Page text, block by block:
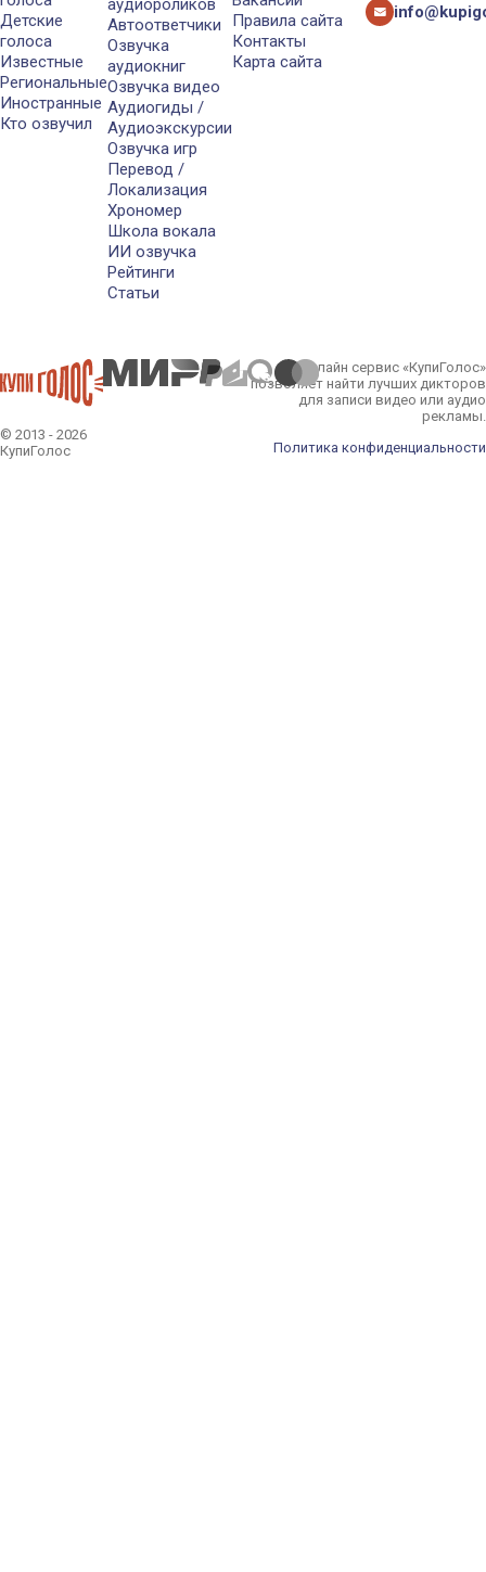
Детские
голоса
Известные
Региональные
Иностранные
Кто озвучил
аудиороликов
Автоответчики
Озвучка
аудиокниг
Озвучка видео
Аудиогиды /
Аудиоэкскурсии
Озвучка игр
Перевод /
Локализация
Хрономер
Школа вокала
ИИ озвучка
Рейтинги
Статьи
Правила сайта
Контакты
Карта сайта
© 2013 - 2026
КупиГолос
Онлайн сервис «КупиГолос»
позволяет найти лучших дикторов
для записи видео или аудио
рекламы.
Политика конфиденциальности